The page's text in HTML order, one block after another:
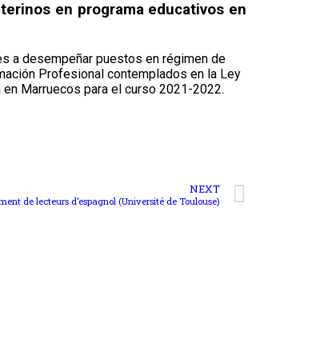
en programa educativos en
a desempeñar puestos en régimen de
Profesional contemplados en la Ley
Marruecos para el curso 2021-2022.
NEXT
de lecteurs d’espagnol (Université de Toulouse)